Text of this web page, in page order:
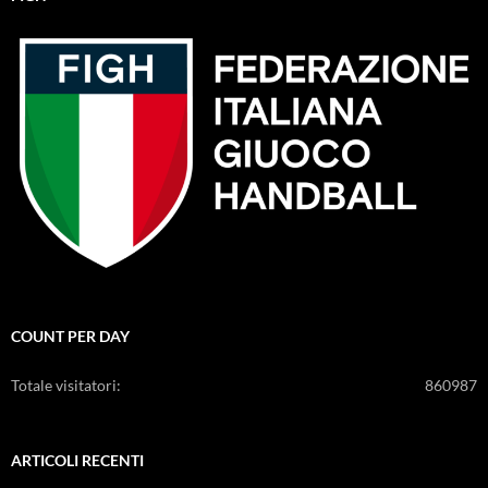
COUNT PER DAY
860987
Totale visitatori:
ARTICOLI RECENTI